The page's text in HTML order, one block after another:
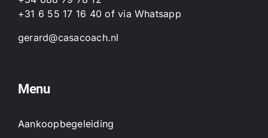
+31 6 55 17 16 40 ofvia Whatsapp
gerard@casacoach.nl
Menu
Aankoopbegeleiding